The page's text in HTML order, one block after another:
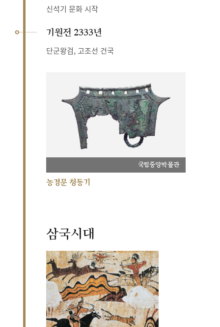
신석기 문화 시작
기원전 2333년
단군왕검, 고조선 건국
국립중앙박물관
농경문 청동기
삼국시대